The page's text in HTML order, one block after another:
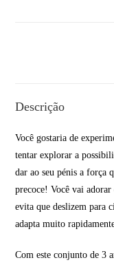
Descrição
Você gostaria de
tentar explorar a
dar ao seu pénis a força
precoce! Você vai
evita que deslizem para
adapta muito
Com este conjunto de 3